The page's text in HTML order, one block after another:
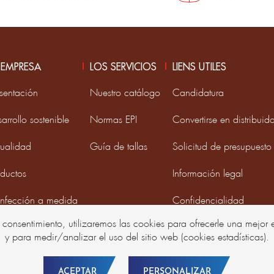
utilizaremos las cookies para ofrecerle una
y para medir/analizar el uso del sitio web (cookies estadísticas).
ACEPTAR PERSONALIZAR
sostenible
a medida
DMD France
LOS SERVICIOS
Nuestro catálogo
Normas EPI
Guía de tallas
LIENS UTILES
Candidatura
Convertirse en
Solicitud de presupuesto
Información legal
Confidencialidad